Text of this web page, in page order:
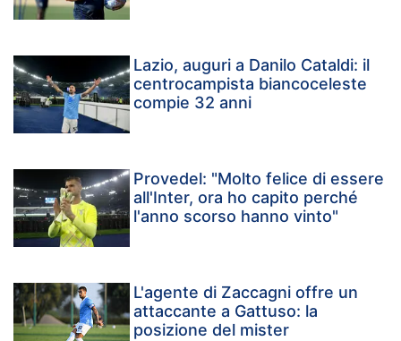
Lazio, auguri a Danilo Cataldi: il
centrocampista biancoceleste
compie 32 anni
Provedel: "Molto felice di essere
all'Inter, ora ho capito perché
l'anno scorso hanno vinto"
L'agente di Zaccagni offre un
attaccante a Gattuso: la
posizione del mister